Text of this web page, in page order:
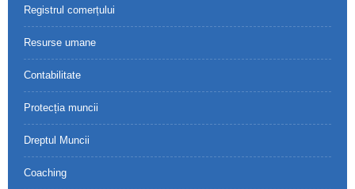
Registrul comerțului
Resurse umane
Contabilitate
Protecția muncii
Dreptul Muncii
Coaching